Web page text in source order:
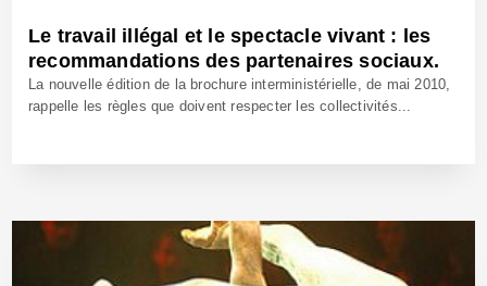
Le travail illégal et le spectacle vivant : les
recommandations des partenaires sociaux.
La nouvelle édition de la brochure interministérielle, de mai 2010,
rappelle les règles que doivent respecter les collectivités...
10 Mai 2007 - Réf: BW8199